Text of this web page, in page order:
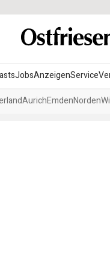
JobsAnzeigenService
AurichEmdenNorden